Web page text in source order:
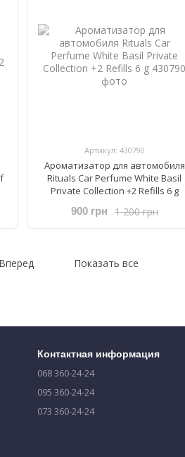
Артикул: 430790
Ароматизатор для автомобиля
Rituals ​Car Perfume ​White Basil
Private Collection +2 Refills 6 g
1 200 грн
900 грн
Вперед Показать все
Контактная информация
068 360-24-24
095 360-24-24
073 360-24-24